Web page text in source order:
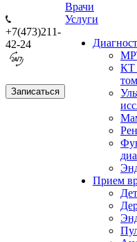
+7(473)211-
42-24
Записаться
Врачи
Услуги
КТ
Прием